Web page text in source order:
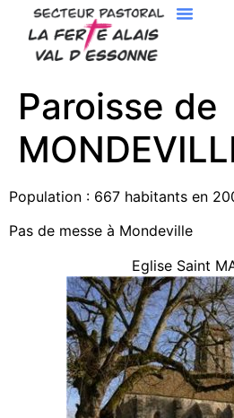
Paroisse de
Population : 667 habitants en
Pas de messe à Mondeville
Eglise Saint